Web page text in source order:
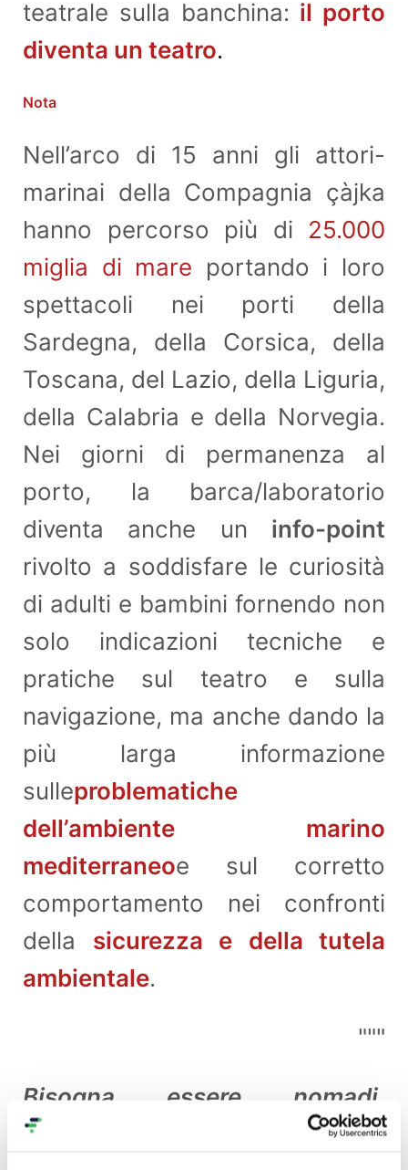
teatrale sulla banchina: il porto
diventa un teatro.
Nota
Nell’arco di 15 anni gli attori-
marinai della Compagnia çàjka
hanno percorso più di 25.000
miglia di mare portando i loro
spettacoli nei porti della
Sardegna, della Corsica, della
Toscana, del Lazio, della Liguria,
della Calabria e della Norvegia.
Nei giorni di permanenza al
porto, la barca/laboratorio
diventa anche un info-point
rivolto a soddisfare le curiosità
di adulti e bambini fornendo non
solo indicazioni tecniche e
pratiche sul teatro e sulla
navigazione, ma anche dando la
più larga informazione
sulleproblematiche
dell’ambiente marino
mediterraneoe sul corretto
comportamento nei confronti
della sicurezza e della tutela
ambientale.
"""
Bisogna essere nomadi,
attraversare le idee come si